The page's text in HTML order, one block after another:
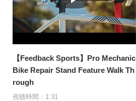
【Feedback Sports】Pro Mechanic
Bike Repair Stand Feature Walk Th
rough
視聴時間：1:31